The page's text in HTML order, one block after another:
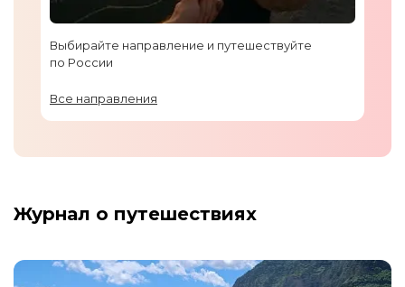
Выбирайте направление и путешествуйте
по России
Все направления
Журнал о путешествиях